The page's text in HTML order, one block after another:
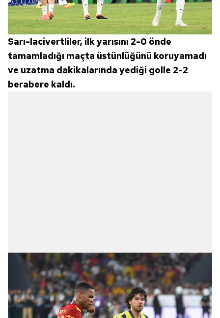
Sarı-lacivertliler, ilk yarısını 2-0 önde
tamamladığı maçta üstünlüğünü koruyamadı
ve uzatma dakikalarında yediği golle 2-2
berabere kaldı.